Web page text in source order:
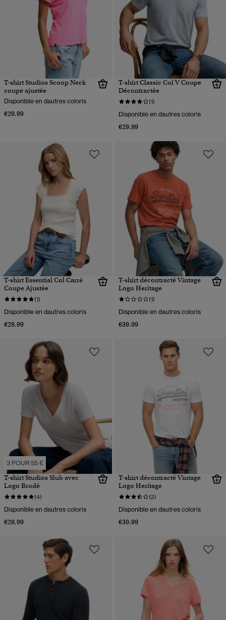
T-shirt Studios Scoop Neck
coupe ajustée
Disponible en dautres coloris
€29.99
T-shirt Classic Col V Coupe
Décontractée
(1)
Disponible en dautres coloris
€29.99
T-shirt Essential Col Carré
Coupe Ajustée
(1)
Disponible en dautres coloris
€29.99
T-shirt décontracté Vintage
Logo Heritage
(1)
Disponible en dautres coloris
€39.99
3 POUR 55 €
T-shirt Studios Slub avec
Logo Brodé
(4)
Disponible en dautres coloris
€29.99
T-shirt décontracté Vintage
Logo Heritage
(2)
Disponible en dautres coloris
€39.99